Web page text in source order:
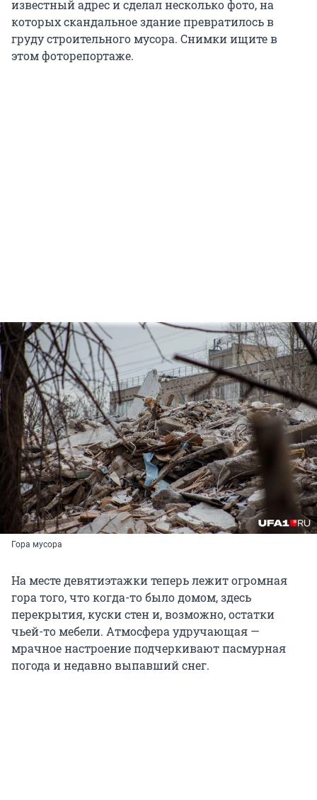
известный адрес и сделал несколько фото, на
которых скандальное здание превратилось в
груду строительного мусора. Снимки ищите в
этом фоторепортаже.
Гора мусора
На месте девятиэтажки теперь лежит огромная
гора того, что когда-то было домом, здесь
перекрытия, куски стен и, возможно, остатки
чьей-то мебели. Атмосфера удручающая —
мрачное настроение подчеркивают пасмурная
погода и недавно выпавший снег.